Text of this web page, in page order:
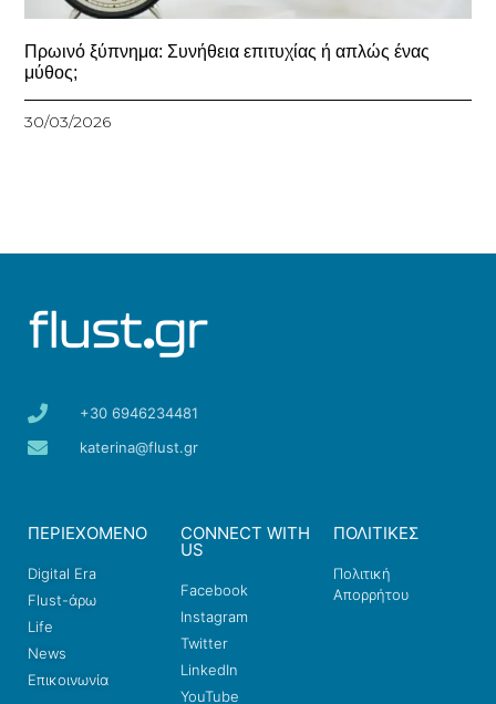
Πρωινό ξύπνημα: Συνήθεια επιτυχίας ή απλώς ένας
μύθος;
30/03/2026
+30 6946234481
katerina@flust.gr
ΠΕΡΙΕΧΟΜΕΝΟ
Digital Era
Flust-άρω
Life
News
Επικοινωνία
CONNECT WITH
US
Facebook
Instagram
Twitter
LinkedIn
YouTube
ΠΟΛΙΤΙΚΕΣ
Πολιτική
Απορρήτου